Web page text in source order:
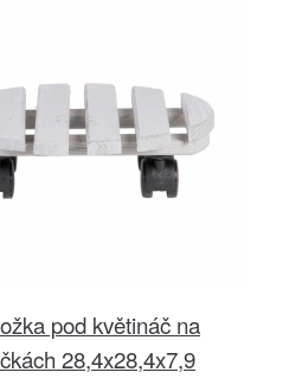
pod květináč na
28,4x28,4x7,9